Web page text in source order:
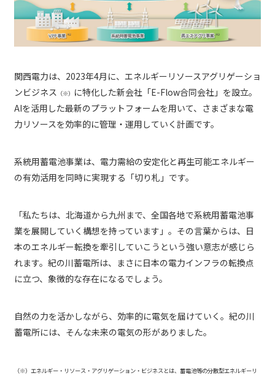
関西電力は、2023年4月に、エネルギーリソースアグリゲーショ
ンビジネス （※） に特化した新会社「E-Flow合同会社」を設立。
AIを活用した最新のプラットフォームを用いて、さまざまな電
力リソースを効率的に管理・運用していく計画です。
系統用蓄電池事業は、電力需給の安定化と再生可能エネルギー
の有効活用を同時に実現する「切り札」です。
「私たちは、北海道から九州まで、全国各地で系統用蓄電池事
業を展開していく構想を持っています」。その言葉からは、日
本のエネルギー転換を牽引していこうという強い意志が感じら
れます。紀の川蓄電所は、まさに日本の電力インフラの転換点
に立つ、象徴的な存在になるでしょう。
自然の力を活かしながら、効率的に電気を届けていく。紀の川
蓄電所には、そんな未来の電気の形がありました。
（※）エネルギー・リソース・アグリゲーション・ビジネスとは、蓄電池等の分散型エネルギーリ